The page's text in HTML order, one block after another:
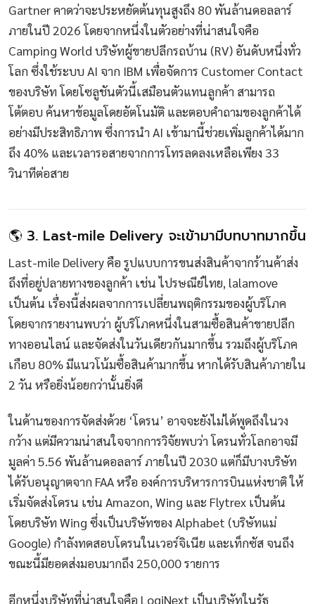
Gartner คาดว่าจะประหยัดต้นทุนสูงถึง 80 พันล้านดอลลาร์
ภายในปี 2026 โดยจากหนึ่งในตัวอย่างที่น่าสนใจคือ
Camping World บริษัทผู้ขายปลีกรถบ้าน (RV) อันดับหนึ่งทั่ว
โลก ซึ่งใช้ระบบ AI จาก IBM เพื่อจัดการ Customer Contact
ของบริษัท โดยโซลูชันตัวนี้เสมือนตัวแทนลูกค้า สามารถ
โต้ตอบ ค้นหาข้อมูลโดยอัตโนมัติ และตอบคำถามของลูกค้าได้
อย่างมีประสิทธิภาพ ซึ่งการนำ AI เข้ามานี้ช่วยเพิ่มลูกค้าได้มาก
ถึง 40% และเวลารอสายจากการโทรลดลงเหลือเพียง 33
วินาทีต่อสาย
🌎 3. Last-mile Delivery จะเข้ามามีบทบาทมากขึ้น
Last-mile Delivery คือ รูปแบบการขนส่งสินค้าจากร้านค้าส่ง
ถึงที่อยู่ปลายทางของลูกค้า เช่น ไปรษณีย์ไทย, lalamove
เป็นต้น เรื่องนี้ส่งผลจากการเปลี่ยนพฤติกรรมของผู้บริโภค
โดยจากรายงานพบว่า ผู้บริโภคหนึ่งในสามซื้อสินค้าขายปลีก
ทางออนไลน์ และจัดส่งในวันเดียวกันมากขึ้น รวมถึงผู้บริโภค
เกือบ 80% มีแนวโน้มซื้อสินค้ามากขึ้น หากได้รับสินค้าภายใน
2 วัน หรือยิ่งน้อยกว่านั้นยิ่งดี
ในด้านของการจัดส่งด้วย ‘โดรน’ อาจจะยังไม่ได้พูดถึงในวง
กว้าง แต่มีความน่าสนใจจากการวิจัยพบว่า โดรนทั่วโลกอาจมี
มูลค่า 5.56 พันล้านดอลลาร์ ภายในปี 2030 แต่ก็มีบางบริษัท
ได้รับอนุญาตจาก FAA หรือ องค์การบริหารการบินแห่งชาติ ให้
เริ่มจัดส่งโดรน เช่น Amazon, Wing และ Flytrex เป็นต้น
โดยบริษัท Wing ซึ่งเป็นบริษัทของ Alphabet (บริษัทแม่
Google) กำลังทดสอบโดรนในเวอร์จิเนีย และเท็กซัส จนถึง
ขณะนี้มียอดส่งมอบมากถึง 250,000 รายการ
อีกหนึ่งบริษัทที่น่าสนใจคือ LogiNext เป็นบริษัทในรัฐ